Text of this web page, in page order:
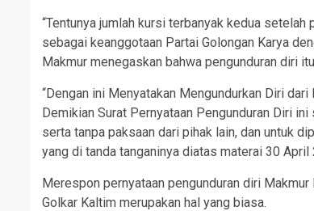
“Tentunya jumlah kursi terbanyak kedua setelah
sebagai keanggotaan Partai Golongan Karya
Makmur menegaskan bahwa pengunduran diri
“Dengan ini Menyatakan Mengundurkan Diri
Demikian Surat Pernyataan Pengunduran Diri
serta tanpa paksaan dari pihak lain, dan untuk
yang di tanda tanganinya diatas materai 30 April
Merespon pernyataan pengunduran diri
Golkar Kaltim merupakan hal yang biasa.